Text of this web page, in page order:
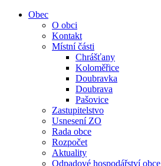
Obec
O obci
Kontakt
Místní části
Chrášťany
Koloměřice
Doubravka
Doubrava
Pašovice
Zastupitelstvo
Usnesení ZO
Rada obce
Rozpočet
Aktuality
Odpadové hospodářství obce